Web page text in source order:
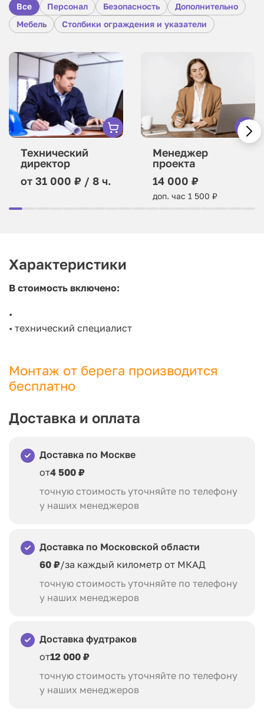
Все Персонал Безопасность
Дополнительно
Мебель
Столбики ограждения и указатели
Технический
директор
от 31 000 ₽ / 8 ч.
Менеджер
проекта
14 000 ₽
доп. час 1 500 ₽
Характеристики
В стоимость включено:
•
• технический специалист
Монтаж от берега производится
бесплатно
Доставка и оплата
Доставка по Москве
от4 500 ₽
точную стоимость уточняйте по телефону
у наших менеджеров
Доставка по Московской области
60 ₽/за каждый километр от МКАД
точную стоимость уточняйте по телефону
у наших менеджеров
Доставка фудтраков
от12 000 ₽
точную стоимость уточняйте по телефону
у наших менеджеров